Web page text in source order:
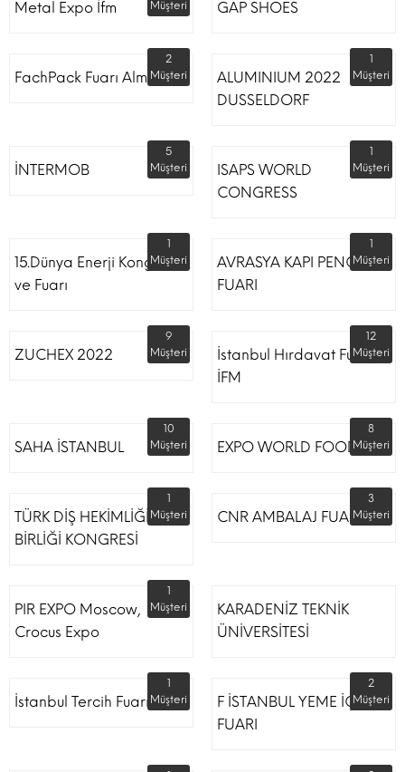
Metal Expo İfm Müşteri GAP SHOES
FachPack Fuarı Almanya
2
Müşteri
ALUMINIUM 2022
DUSSELDORF
1
Müşteri
İNTERMOB
5
Müşteri
ISAPS WORLD
CONGRESS
1
Müşteri
15.Dünya Enerji Kongresi
ve Fuarı
1
Müşteri
AVRASYA KAPI PENCERE
FUARI
1
Müşteri
ZUCHEX 2022
9
Müşteri
İstanbul Hırdavat Fuarı
İFM
12
Müşteri
SAHA İSTANBUL
10
Müşteri
EXPO WORLD FOOD
8
Müşteri
TÜRK DİŞ HEKİMLİĞİ
BİRLİĞİ KONGRESİ
1
Müşteri
CNR AMBALAJ FUARI
3
Müşteri
PIR EXPO Moscow,
Crocus Expo
1
Müşteri
KARADENİZ TEKNİK
ÜNİVERSİTESİ
İstanbul Tercih Fuarı
1
Müşteri
F İSTANBUL YEME İÇME
FUARI
2
Müşteri